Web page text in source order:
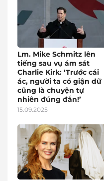
Lm. Mike Schmitz lên
tiếng sau vụ ám sát
Charlie Kirk: ‘Trước cái
ác, người ta có giận dữ
cũng là chuyện tự
nhiên đúng đắn!’
15.09.2025